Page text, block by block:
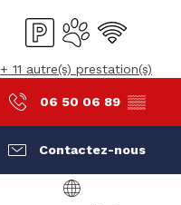
ParkingAnimaux acceptés
WiFi
+ 11 autre(s) prestation(s)
06 50 06 89 ▒▒
Contactez-nous